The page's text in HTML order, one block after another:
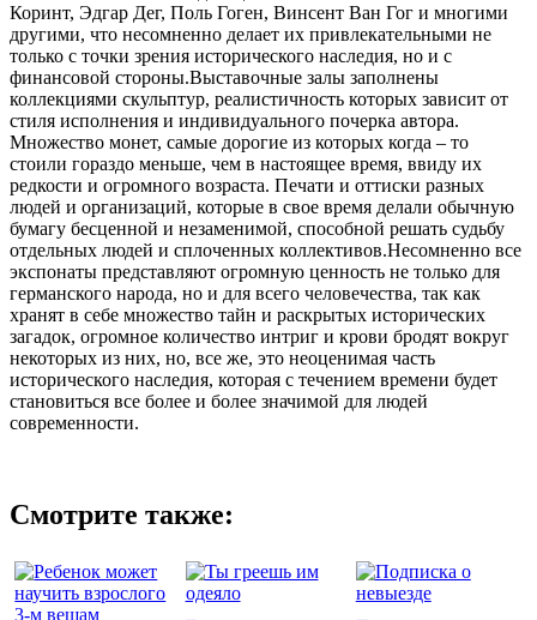
Коринт, Эдгар Дег, Поль Гоген, Винсент Ван Гог и многими
другими, что несомненно делает их привлекательными не
только с точки зрения исторического наследия, но и с
финансовой стороны.Выставочные залы заполнены
коллекциями скульптур, реалистичность которых зависит от
стиля исполнения и индивидуального почерка автора.
Множество монет, самые дорогие из которых когда – то
стоили гораздо меньше, чем в настоящее время, ввиду их
редкости и огромного возраста. Печати и оттиски разных
людей и организаций, которые в свое время делали обычную
бумагу бесценной и незаменимой, способной решать судьбу
отдельных людей и сплоченных коллективов.Несомненно все
экспонаты представляют огромную ценность не только для
германского народа, но и для всего человечества, так как
хранят в себе множество тайн и раскрытых исторических
загадок, огромное количество интриг и крови бродят вокруг
некоторых из них, но, все же, это неоценимая часть
исторического наследия, которая с течением времени будет
становиться все более и более значимой для людей
современности.
Смотрите также: